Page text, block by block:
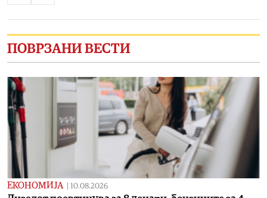
ПОВРЗАНИ ВЕСТИ
ЕКОНОМИЈА 10.08.2026